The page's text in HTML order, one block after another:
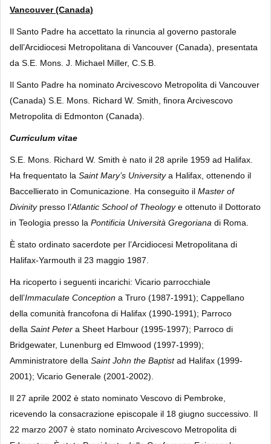
Vancouver (Canada)
Il Santo Padre ha accettato la rinuncia al governo pastorale
dell’Arcidiocesi Metropolitana di Vancouver (Canada), presentata
da S.E. Mons. J. Michael Miller, C.S.B.
Il Santo Padre ha nominato Arcivescovo Metropolita di Vancouver
(Canada) S.E. Mons. Richard W. Smith, finora Arcivescovo
Metropolita di Edmonton (Canada).
Curriculum vitae
S.E. Mons. Richard W. Smith è nato il 28 aprile 1959 ad Halifax.
Ha frequentato la Saint Mary’s Universitya Halifax, ottenendo il
Baccellierato in Comunicazione. Ha conseguito il Master of
Divinity presso l’Atlantic School of Theologye ottenuto il Dottorato
in Teologia presso la Pontificia Università Gregoriana di Roma.
È stato ordinato sacerdote per l’Arcidiocesi Metropolitana di
Halifax-Yarmouth il 23 maggio 1987.
Ha ricoperto i seguenti incarichi: Vicario parrocchiale
dell’Immaculate Conception a Truro (1987-1991); Cappellano
della comunità francofona di Halifax (1990-1991); Parroco
della Saint Peter a Sheet Harbour (1995-1997); Parroco di
Bridgewater, Lunenburg ed Elmwood (1997-1999);
Amministratore della Saint John the Baptistad Halifax (1999-
2001); Vicario Generale (2001-2002).
Il 27 aprile 2002 è stato nominato Vescovo di Pembroke,
ricevendo la consacrazione episcopale il 18 giugno successivo. Il
22 marzo 2007 è stato nominato Arcivescovo Metropolita di